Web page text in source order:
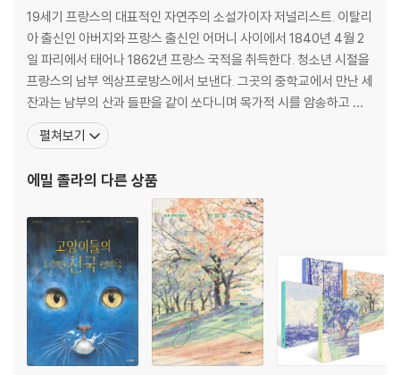
왔고, 몽마르트르 호텔에서 먹고 마시고 옷을 사며 법석을 떨다 두 달 만에
빈털터리가 되었다. 결국 봉쾨르 여관으로 내몰린 두 사람은 가진 모든 것
을 전당포에 맡기고, 이제 수중에 남은 건 빨래할 돈 4수뿐이다. 그런데 랑
티에가 수상하다. 제르베즈가 빨래하러 온 세탁장에 아이 둘이 열쇠를 들
고 온 것이다. 제르베즈의 운명은 어디로 흘러갈 것인가. 아소무아르에서
독주를 마시는 순간 몰락으로 이어지는 노동자의 삶, 제르베즈의 슬픈 운
명을 따라가 보자.
19세기 프랑스의 대표적인 자연주의 소설가이자 저널리스트. 이탈리
아 출신인 아버지와 프랑스 출신인 어머니 사이에서 1840년 4월 2
일 파리에서 태어나 1862년 프랑스 국적을 취득한다. 청소년 시절을
프랑스의 남부 엑상프로방스에서 보낸다. 그곳의 중학교에서 만난 세
잔과는 남부의 산과 들판을 같이 쏘다니며 목가적 시를 암송하고 자
연의 아름다움에 심취하면서 돈독한 우정을 가꾼다. 1847년 아버지
의 죽음 이후 파리로 올라와서 궁핍한 시절을 겪지만, 대작가들의 작
목기사였던 아버지가 1847년 사망하자 홀어머니와 경제적으
펼쳐보기
에밀 졸라의 다른 상품